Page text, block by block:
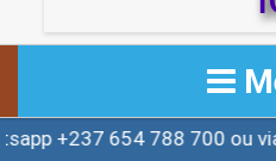
ACCUEIL
788 700 ou via l'adresse